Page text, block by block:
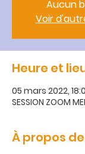
Aucun
Voir
Heure et
05 mars 2022,
SESSION ZOOM
À propos